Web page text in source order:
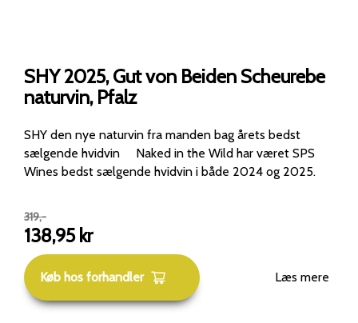
SHY 2025, Gut von Beiden Scheurebe
naturvin, Pfalz
SHY den nye naturvin fra manden bag årets bedst
sælgende hvidvin Naked in the Wild har været SPS
Wines bedst sælgende hvidvin i både 2024 og 2025.
319,-
138,95kr
Køb hos forhandler Læs mere